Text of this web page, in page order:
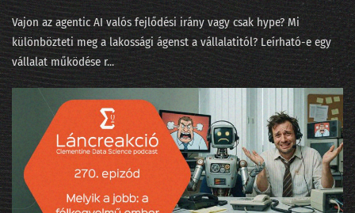
249 - Okoska és a hét prompt
248 - Szédült ügynökök irodaszerte
247 - Tücsök és bogár és Moltbook
246 - Fejlesszünk szoftvert szoftverrel!
245 - Adásunkat megszakítjuk... egy közvéleménykutatással!
244 - 5+1 téveszme az AI-ról
Vajon az agentic AI valós fejlődési irány vagy csak hype? Mi
különbözteti meg a lakossági ágenst a vállalatitól? Leírható-e egy
vállalat működése r...